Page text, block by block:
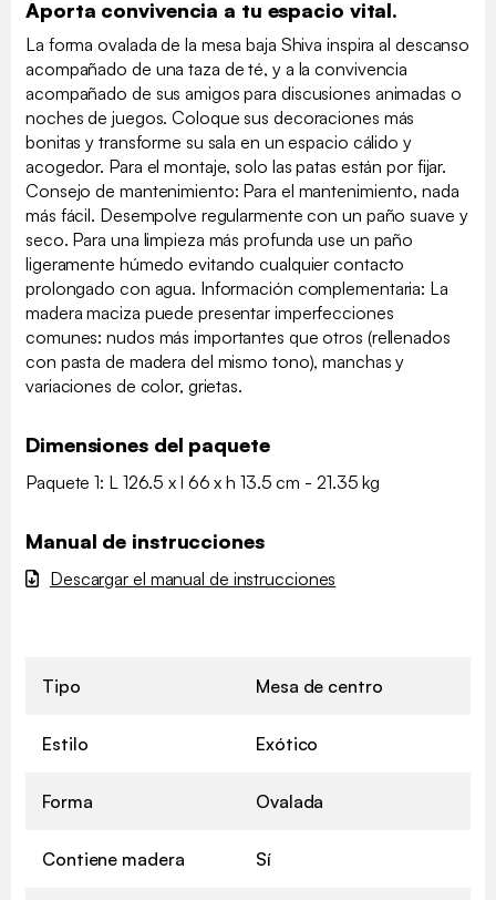
Aporta convivencia a tu espacio vital.
La forma ovalada de la mesa baja Shiva inspira al descanso
acompañado de una taza de té, y a la convivencia
acompañado de sus amigos para discusiones animadas o
noches de juegos. Coloque sus decoraciones más
bonitas y transforme su sala en un espacio cálido y
acogedor. Para el montaje, solo las patas están por fijar.
Consejo de mantenimiento: Para el mantenimiento, nada
más fácil. Desempolve regularmente con un paño suave y
seco. Para una limpieza más profunda use un paño
ligeramente húmedo evitando cualquier contacto
prolongado con agua. Información complementaria: La
madera maciza puede presentar imperfecciones
comunes: nudos más importantes que otros (rellenados
con pasta de madera del mismo tono), manchas y
variaciones de color, grietas.
Dimensiones del paquete
Paquete 1: L 126.5 x l 66 x h 13.5 cm - 21.35 kg
Manual de instrucciones
Descargar el manual de instrucciones
Tipo Mesa de centro
Estilo Exótico
Forma Ovalada
Contiene madera Sí